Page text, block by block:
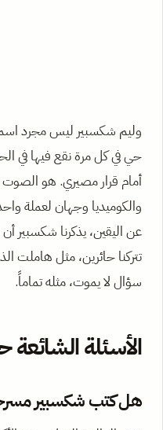
وليم شكسبير ليس مجرد
حي في كل مرة نقع فيها في
أمام قرار مصيري. هو
والكوميديا وجهان لعملة
عن اليقين، يذكرنا
تتركنا حائرين، مثل هاملت
سؤال لا يموت، مثله تماماً.
الأسئلة
هل كتب شكسبير